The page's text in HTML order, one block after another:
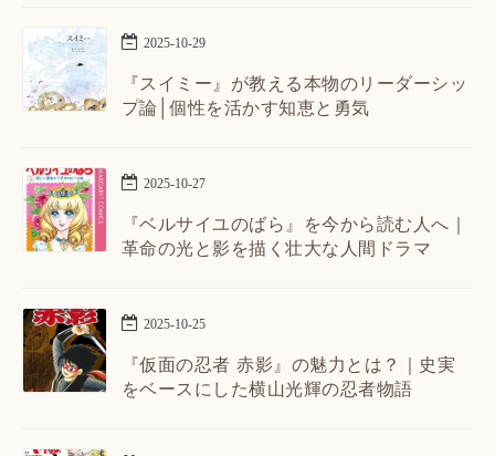
2025-10-29
『スイミー』が教える本物のリーダーシッ
プ論│個性を活かす知恵と勇気
2025-10-27
『ベルサイユのばら』を今から読む人へ｜
革命の光と影を描く壮大な人間ドラマ
2025-10-25
『仮面の忍者 赤影』の魅力とは？｜史実
をベースにした横山光輝の忍者物語